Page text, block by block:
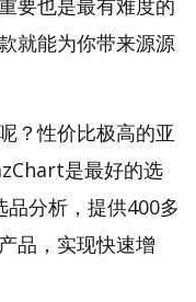
要也是最有难度的
就能为你带来源源
？性价比极高的亚
是最好的选
品分析，提供400多
品，实现快速增